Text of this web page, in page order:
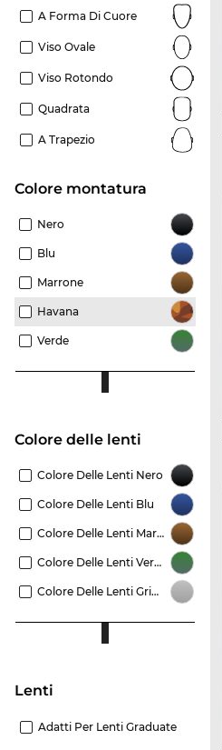
A Forma Di Cuore
Viso Ovale
Viso Rotondo
Quadrata
A Trapezio
Colore montatura
Nero
Blu
Marrone
Havana
Verde
Colore delle lenti
Colore Delle Lenti Nero
Colore Delle Lenti Blu
Colore Delle Lenti Marrone
Colore Delle Lenti Verde
Colore Delle Lenti Grigio
Lenti
Adatti Per Lenti Graduate